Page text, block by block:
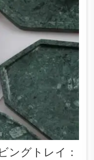
ングトレイ：